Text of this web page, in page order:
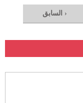
‹ السابق